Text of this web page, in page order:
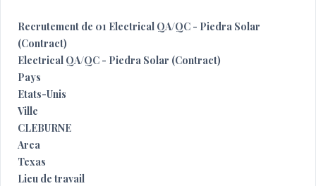
Recrutement de 01 Electrical QA/QC - Piedra Solar
(Contract)
Electrical QA/QC - Piedra Solar (Contract)
Pays
Etats-Unis
Ville
CLEBURNE
Area
Texas
Lieu de travail